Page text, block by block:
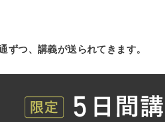
ずつ、講義が送られてきます。